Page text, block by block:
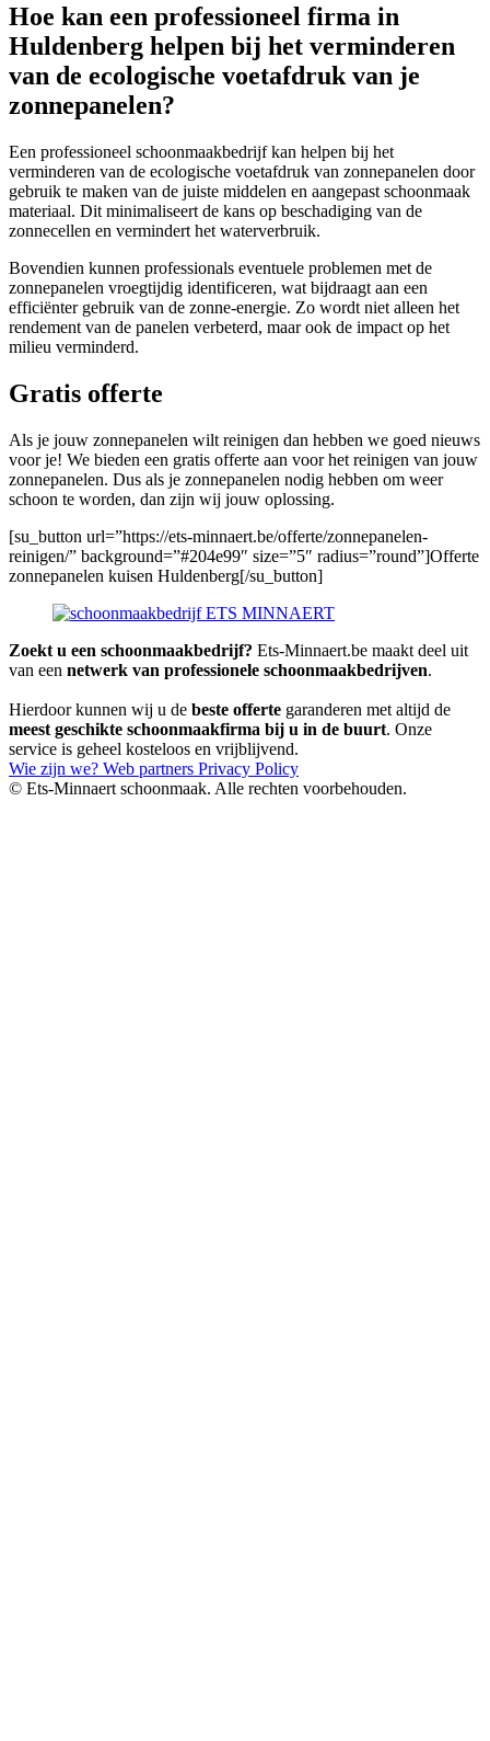
Hoe kan een professioneel firma in
Huldenberg helpen bij het verminderen
van de ecologische voetafdruk van je
zonnepanelen?
Een professioneel schoonmaakbedrijf kan helpen bij het
verminderen van de ecologische voetafdruk van zonnepanelen door
gebruik te maken van de juiste middelen en aangepast schoonmaak
materiaal. Dit minimaliseert de kans op beschadiging van de
zonnecellen en vermindert het waterverbruik.
Bovendien kunnen professionals eventuele problemen met de
zonnepanelen vroegtijdig identificeren, wat bijdraagt aan een
efficiënter gebruik van de zonne-energie. Zo wordt niet alleen het
rendement van de panelen verbeterd, maar ook de impact op het
milieu verminderd.
Gratis offerte
Als je jouw zonnepanelen wilt reinigen dan hebben we goed nieuws
voor je! We bieden een gratis offerte aan voor het reinigen van jouw
zonnepanelen. Dus als je zonnepanelen nodig hebben om weer
schoon te worden, dan zijn wij jouw oplossing.
[su_button url=”https://ets-minnaert.be/offerte/zonnepanelen-
reinigen/” background=”#204e99″ size=”5″ radius=”round”]Offerte
zonnepanelen kuisen Huldenberg[/su_button]
Zoekt u een schoonmaakbedrijf? Ets-Minnaert.be maakt deel uit
van een netwerk van professionele schoonmaakbedrijven.
Hierdoor kunnen wij u de beste offerte garanderen met altijd de
meest geschikte schoonmaakfirma bij u in de buurt. Onze
service is geheel kosteloos en vrijblijvend.
Wie zijn we? Web partners Privacy Policy
© Ets-Minnaert schoonmaak. Alle rechten voorbehouden.